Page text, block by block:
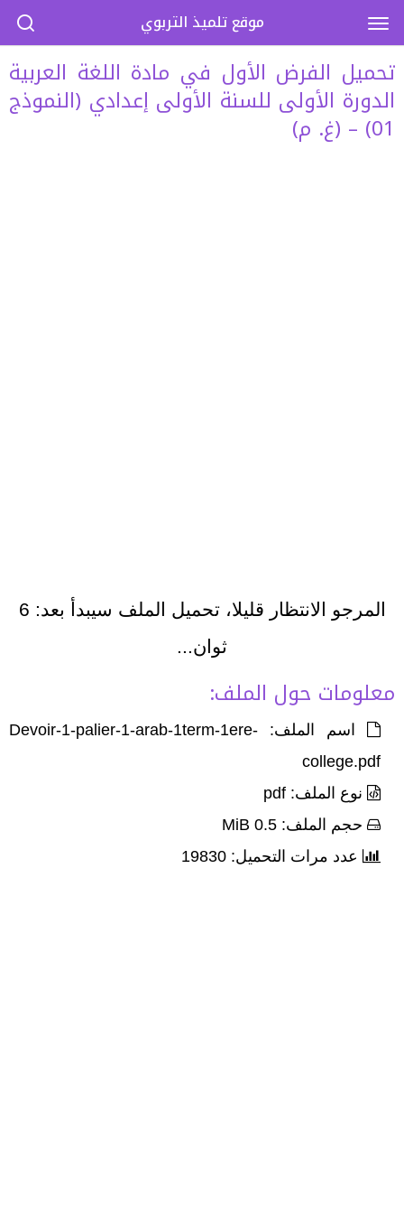
تحميل الفرض الأول في مادة اللغة العربية
الدورة الأولى للسنة الأولى إعدادي (النموذج
01) – (غ. م)
المرجو الانتظار قليلا، تحميل الملف سيبدأ بعد: 6
ثوان...
معلومات حول الملف:
اسم الملف: Devoir-1-palier-1-arab-1term-1ere-
college.pdf
نوع الملف: pdf
حجم الملف: 0.5 MiB
عدد مرات التحميل: 19830
موقع تلميذ التربوي